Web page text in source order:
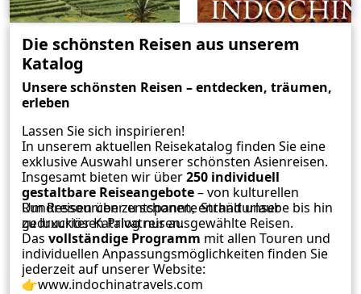
Die schönsten Reisen aus unserem
Katalog
Unsere schönsten Reisen – entdecken, träumen,
erleben
Lassen Sie sich inspirieren!
In unserem aktuellen Reisekatalog finden Sie eine
exklusive Auswahl unserer schönsten Asienreisen.
Insgesamt bieten wir über250 individuell
gestaltbare Reiseangebote– von kulturellen
Rundreisen über entspannte Strandurlaube bis hin
zu luxuriösen Privatreisen.
Um Ressourcen zu schonen, enthält unser
gedruckter Katalog nur ausgewählte Reisen.
Das vollständige Programm mit allen Touren und
individuellen Anpassungsmöglichkeiten finden Sie
jederzeit auf unserer Website:
👉www.indochinatravels.com